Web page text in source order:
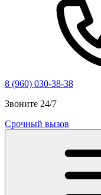
8 (960) 030-38-38
Звоните 24/7
Срочный вызов